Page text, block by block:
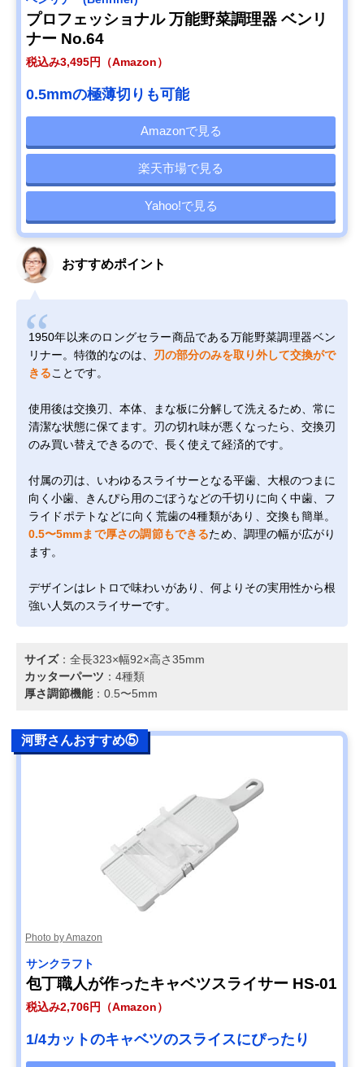
プロフェッショナル 万能野菜調理器 ベンリ
ナー No.64
税込み3,495円（Amazon）
0.5mmの極薄切りも可能
Amazonで見る
楽天市場で見る
Yahoo!で見る
おすすめポイント
1950年以来のロングセラー商品である万能野菜調理器ベン
リナー。特徴的なのは、 刃の部分のみを取り外して交換がで
きることです。
使用後は交換刃、本体、まな板に分解して洗えるため、常に
清潔な状態に保てます。刃の切れ味が悪くなったら、交換刃
のみ買い替えできるので、長く使えて経済的です。
付属の刃は、いわゆるスライサーとなる平歯、大根のつまに
向く小歯、きんぴら用のごぼうなどの千切りに向く中歯、フ
ライドポテトなどに向く荒歯の4種類があり、交換も簡単。
0.5〜5mmまで厚さの調節もできるため、調理の幅が広がり
ます。
デザインはレトロで味わいがあり、何よりその実用性から根
強い人気のスライサーです。
サイズ：全長323×幅92×高さ35mm
カッターパーツ ：4種類
厚さ調節機能：0.5〜5mm
河野さんおすすめ⑤
Photo by Amazon
サンクラフト
包丁職人が作ったキャベツスライサー HS-01
税込み2,706円（Amazon）
1/4カットのキャベツのスライスにぴったり